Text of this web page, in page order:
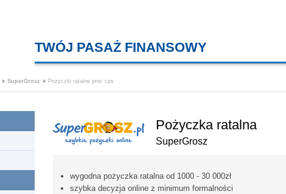
TWÓJ PASAŻ FINANSOWY
SuperGrosz Pozyczki ratalne proc cps
Pożyczka ratalna
SuperGrosz
wygodna pożyczka ratalna od 1000 - 30 000zł
szybka decyzja online z minimum formalności